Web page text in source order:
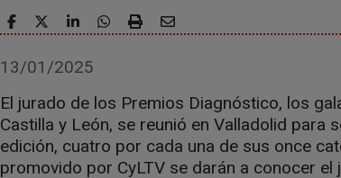
13/01/2025
El jurado de los Premios Diagnóstico, los
Castilla y León, se reunió en Valladolid
edición, cuatro por cada una de sus once
promovido por CyLTV se darán a conocer